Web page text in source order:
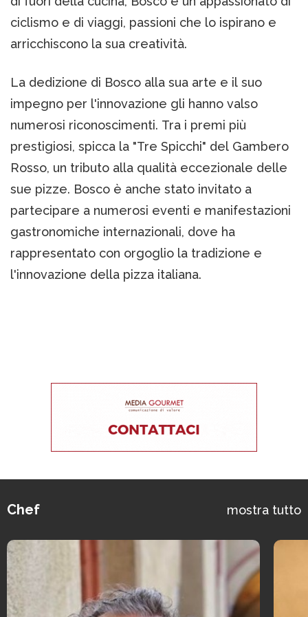
ciclismo e di viaggi, passioni che lo ispirano e
arricchiscono la sua creatività.
La dedizione di Bosco alla sua arte e il suo
impegno per l'innovazione gli hanno valso
numerosi riconoscimenti. Tra i premi più
prestigiosi, spicca la "Tre Spicchi" del Gambero
Rosso, un tributo alla qualità eccezionale delle
sue pizze. Bosco è anche stato invitato a
partecipare a numerosi eventi e manifestazioni
gastronomiche internazionali, dove ha
rappresentato con orgoglio la tradizione e
l'innovazione della pizza italiana.
Chef mostra tutto